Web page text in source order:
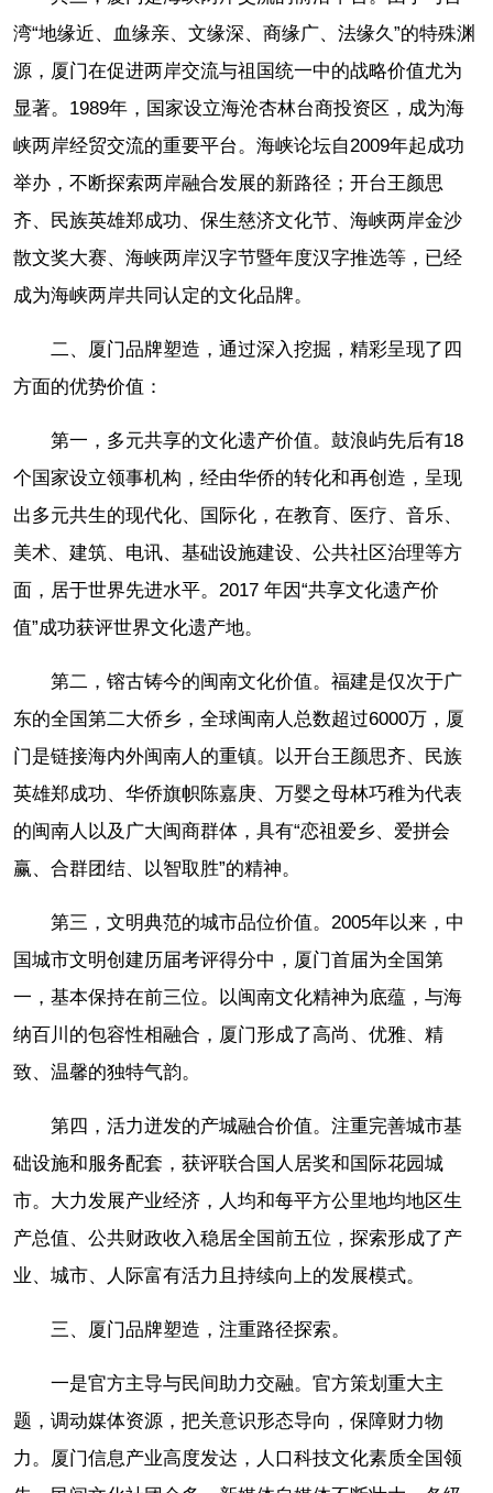
湾“地缘近、血缘亲、文缘深、商缘广、法缘久”的特殊渊
源，厦门在促进两岸交流与祖国统一中的战略价值尤为
显著。1989年，国家设立海沧杏林台商投资区，成为海
峡两岸经贸交流的重要平台。海峡论坛自2009年起成功
举办，不断探索两岸融合发展的新路径；开台王颜思
齐、民族英雄郑成功、保生慈济文化节、海峡两岸金沙
散文奖大赛、海峡两岸汉字节暨年度汉字推选等，已经
成为海峡两岸共同认定的文化品牌。
二、厦门品牌塑造，通过深入挖掘，精彩呈现了四
方面的优势价值：
第一，多元共享的文化遗产价值。鼓浪屿先后有18
个国家设立领事机构，经由华侨的转化和再创造，呈现
出多元共生的现代化、国际化，在教育、医疗、音乐、
美术、建筑、电讯、基础设施建设、公共社区治理等方
面，居于世界先进水平。2017 年因“共享文化遗产价
值”成功获评世界文化遗产地。
第二，镕古铸今的闽南文化价值。福建是仅次于广
东的全国第二大侨乡，全球闽南人总数超过6000万，厦
门是链接海内外闽南人的重镇。以开台王颜思齐、民族
英雄郑成功、华侨旗帜陈嘉庚、万婴之母林巧稚为代表
的闽南人以及广大闽商群体，具有“恋祖爱乡、爱拼会
赢、合群团结、以智取胜”的精神。
第三，文明典范的城市品位价值。2005年以来，中
国城市文明创建历届考评得分中，厦门首届为全国第
一，基本保持在前三位。以闽南文化精神为底蕴，与海
纳百川的包容性相融合，厦门形成了高尚、优雅、精
致、温馨的独特气韵。
第四，活力迸发的产城融合价值。注重完善城市基
础设施和服务配套，获评联合国人居奖和国际花园城
市。大力发展产业经济，人均和每平方公里地均地区生
产总值、公共财政收入稳居全国前五位，探索形成了产
业、城市、人际富有活力且持续向上的发展模式。
三、厦门品牌塑造，注重路径探索。
一是官方主导与民间助力交融。官方策划重大主
题，调动媒体资源，把关意识形态导向，保障财力物
力。厦门信息产业高度发达，人口科技文化素质全国领